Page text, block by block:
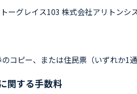
ーグレイス103 株式会社アリトンシ
コピー、または住民票（いずれか1
関する手数料